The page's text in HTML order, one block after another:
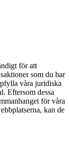
för att
som du har
våra juridiska
Eftersom dessa
för våra
kan de